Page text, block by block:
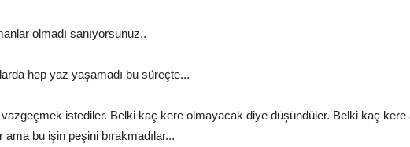
olmadı sanıyorsunuz..
hep yaz yaşamadı bu süreçte...
istediler. Belki kaç kere olmayacak diye düşündüler. Belki kaç kere
bu işin peşini bırakmadılar...